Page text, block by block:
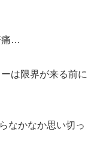
痛…
は限界が来る前に
なかなか思い切っ